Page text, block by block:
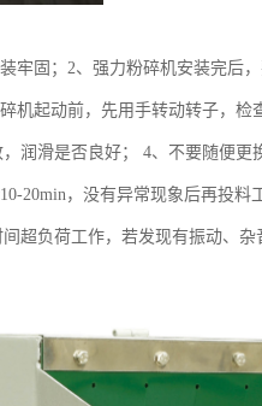
牢固；2、强力粉碎机安装完后
机起动前，先用手转动转子，
润滑是否良好； 4、不要随便
20min，没有异常现象后再投
超负荷工作，若发现有振动、